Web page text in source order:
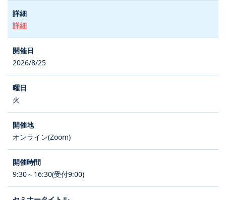
詳細
2026/8/25
火
オンライン(Zoom)
9:30～16:30(受付9:00)